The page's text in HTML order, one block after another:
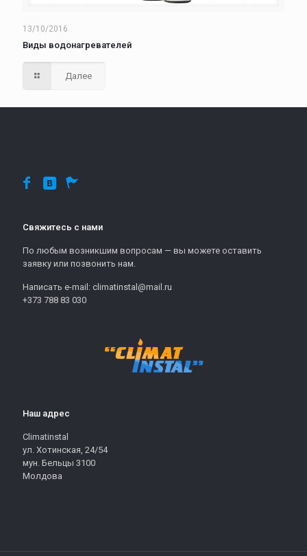
13/10/2016
Виды водонагревателей
Далее
Свяжитесь с нами
По любым возникшим вопросам — вы можете оставить
заявку или позвонить нам.
Написать e-mail: climatinstal@mail.ru
+373 788 83 030
Наш адрес
Climatinstal
ул. Хотинская, 24/54
мун. Бельцы 3100
Молдова